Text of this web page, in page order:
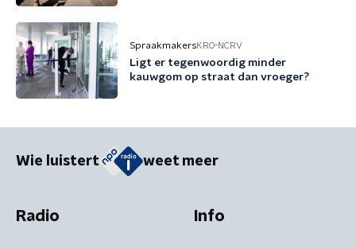
SpraakmakersKRO-NCRV
Ligt er tegenwoordig minder
kauwgom op straat dan vroeger?
Wie luistert weet meer
Radio Info